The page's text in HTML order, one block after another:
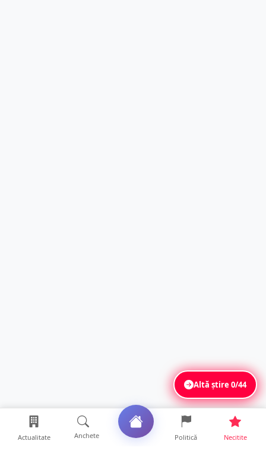
Altă știre0/44
Actualitate Anchete Politică Necitite